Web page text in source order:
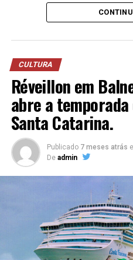
CULTURA
Réveillon em
abre a
Santa Catarina.
Publicado 7 meses atrás
De admin